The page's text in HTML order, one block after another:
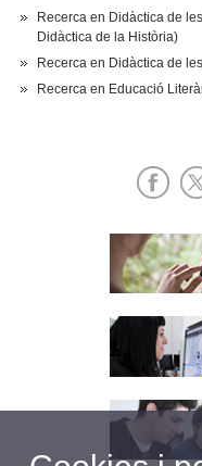
Recerca en Didàctica de
Didàctica de la Història)
Recerca en Didàctica de
Recerca en Educació